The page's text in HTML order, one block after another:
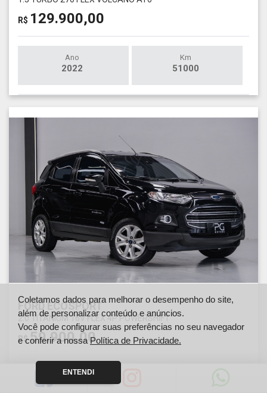
R$ 129.900,00
Ano
2022
Km
51000
FORD ECOSPORT
2.0 TITANIUM 16V FLEX 4P POWERSHIFT
R$59.900,00
Ano
2015
Coletamos dados para melhorar o desempenho do site,
além de personalizar conteúdo e anúncios.
Você pode configurar suas preferências no seu navegador
e conferir a nossa Política de Privacidade.
ENTENDI